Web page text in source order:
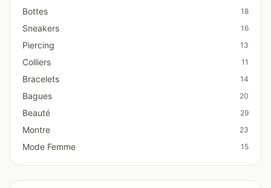
Bottes 18
Sneakers 16
Piercing 13
Colliers 11
Bracelets 14
Bagues 20
Beauté 29
Montre 23
Mode Femme 15